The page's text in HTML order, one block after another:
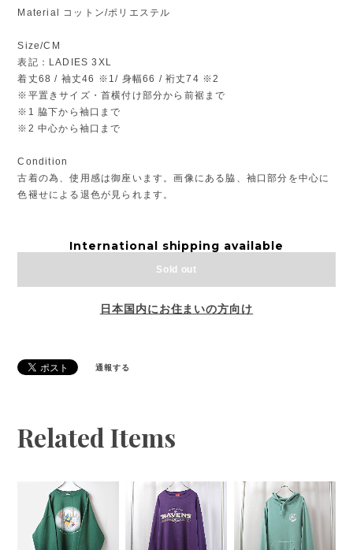
Material コットン/ポリエステル
Size/CM
表記：LADIES 3XL
着丈68 / 袖丈46 ※1/ 身幅66 / 裄丈74 ※2
※平置きサイズ・首横付け部分から前裾まで
※1 脇下から袖口まで
※2 中心から袖口まで
Condition
古着の為、使用感は御座います。画像にある脇、袖口部分を中心に
色褪せによる退色が見られます。
International shipping available
Sold out
日本国内にお住まいの方向け
通報する
Related Items